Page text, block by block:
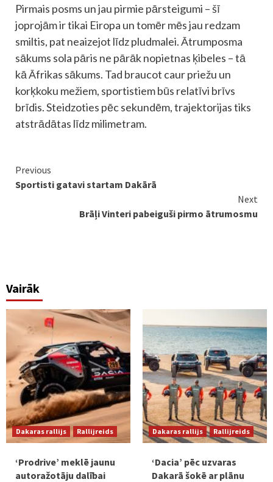
Pirmais posms un jau pirmie pārsteigumi – šī
joprojām ir tikai Eiropa un tomēr mēs jau redzam
smiltis, pat neaizejot līdz pludmalei. Ātrumposma
sākums sola pāris ne pārāk nopietnas ķibeles – tā
kā Āfrikas sākums. Tad braucot caur priežu un
korķkoku mežiem, sportistiem būs relatīvi brīvs
brīdis. Steidzoties pēc sekundēm, trajektorijas tiks
atstrādātas līdz milimetram.
Continue
Reading
Previous
Sportisti gatavi startam Dakārā
Next
Brāļi Vinteri pabeiguši pirmo ātrumosmu
Vairāk
Dakaras rallijs Rallijreids
‘Prodrive’ meklē jaunu
autoražotāju dalībai
Dakaras rallijs Rallijreids
‘Dacia’ pēc uzvaras
Dakarā šokē ar plānu